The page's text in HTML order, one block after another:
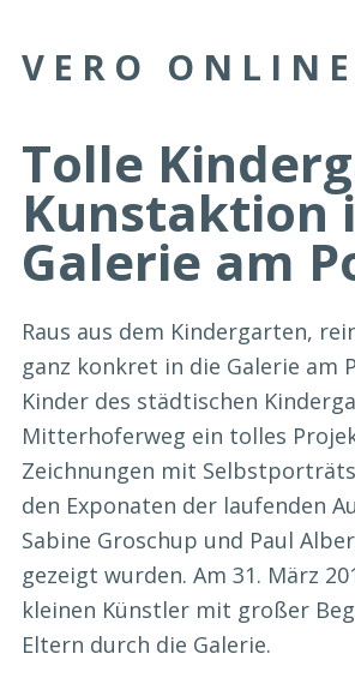
VERO ONLINE
Tolle
Kunstaktion
Galerie am
Raus aus dem Kindergarten,
ganz konkret in die Galerie am
Kinder des städtischen
Mitterhoferweg ein tolles
Zeichnungen mit
den Exponaten der laufenden
Sabine Groschup und Paul
gezeigt wurden. Am 31. März
kleinen Künstler mit großer
Eltern durch die Galerie.